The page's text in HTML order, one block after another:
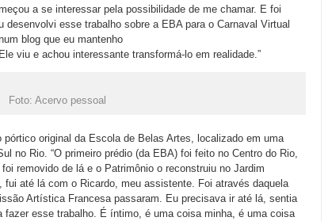
a se interessar pela possibilidade de me chamar. E foi
desenvolvi esse trabalho sobre a EBA para o Carnaval Virtual
blog que eu mantenho
viu e achou interessante transformá-lo em realidade.”
Foto: Acervo pessoal
original da Escola de Belas Artes, localizado em uma
no Rio. “O primeiro prédio (da EBA) foi feito no Centro do Rio,
removido de lá e o Patrimônio o reconstruiu no Jardim
fui até lá com o Ricardo, meu assistente. Foi através daquela
Artística Francesa passaram. Eu precisava ir até lá, sentia
fazer esse trabalho. É íntimo, é uma coisa minha, é uma coisa